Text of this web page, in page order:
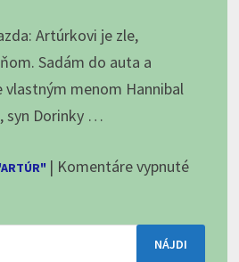
Artúrkovi je zle,
Sadám do auta a
vlastným menom Hannibal
syn Dorinky …
| Komentáre vypnuténa